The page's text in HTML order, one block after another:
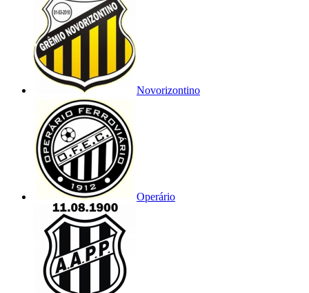
Novorizontino
Operário